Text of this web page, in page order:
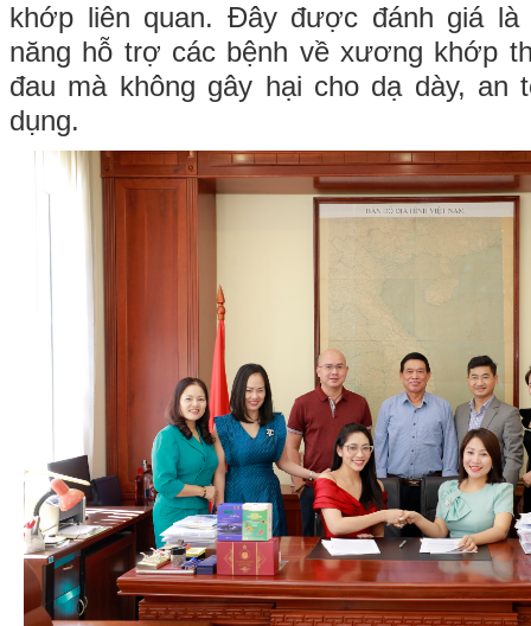
khớp liên quan. Đây được đánh giá là
năng hỗ trợ các bệnh về xương khớp
đau mà không gây hại cho dạ dày,
dụng.